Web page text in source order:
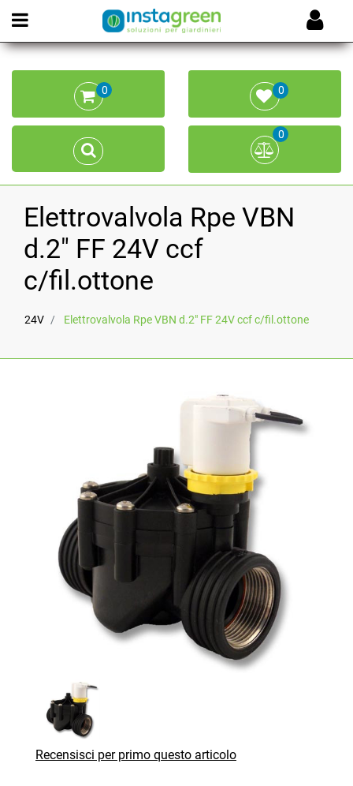
Open menu
0 0
0
Elettrovalvola Rpe VBN
d.2" FF 24V ccf
c/fil.ottone
24V Elettrovalvola Rpe VBN d.2" FF 24V ccf c/fil.ottone
Recensisci per primo questo articolo